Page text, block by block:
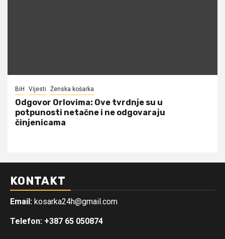
BiH Vijesti Ženska košarka
Odgovor Orlovima: ​Ove tvrdnje su u
potpunosti netačne i ne odgovaraju
činjenicama
KONTAKT
Email: kosarka24h@gmail.com
Telefon: +387 65 050874